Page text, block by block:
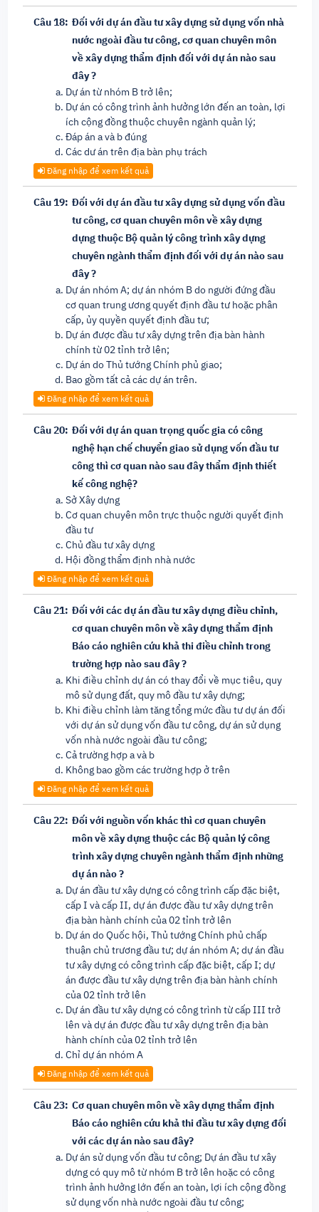
Câu 18: Đối với dự án đầu tư xây dựng sử dụng vốn nhà
nước ngoài đầu tư công, cơ quan chuyên môn
về xây dựng thẩm định đối với dự án nào sau
đây ?
Dự án từ nhóm B trở lên;
Dự án có công trình ảnh hưởng lớn đến an toàn, lợi
ích cộng đồng thuộc chuyên ngành quản lý;
Đáp án a và b đúng
Các dư án trên địa bàn phụ trách
Đăng nhập để xem kết quả
Câu 19: Đối với dự án đầu tư xây dựng sử dụng vốn đầu
tư công, cơ quan chuyên môn về xây dựng
dựng thuộc Bộ quản lý công trình xây dựng
chuyên ngành thẩm định đối với dự án nào sau
đây ?
Dự án nhóm A; dự án nhóm B do người đứng đầu
cơ quan trung ương quyết định đầu tư hoặc phân
cấp, ủy quyền quyết định đầu tư;
Dự án được đầu tư xây dựng trên địa bàn hành
chính từ 02 tỉnh trở lên;
Dự án do Thủ tướng Chính phủ giao;
Bao gồm tất cả các dự án trên.
Đăng nhập để xem kết quả
Câu 20: Đối với dự án quan trọng quốc gia có công
nghệ hạn chế chuyển giao sử dụng vốn đầu tư
công thì cơ quan nào sau đây thẩm định thiết
kế công nghệ?
Sở Xây dựng
Cơ quan chuyên môn trực thuộc người quyết định
đầu tư
Chủ đầu tư xây dựng
Hội đồng thẩm định nhà nước
Đăng nhập để xem kết quả
Câu 21: Đối với các dự án đầu tư xây dựng điều chỉnh,
cơ quan chuyên môn về xây dựng thẩm định
Báo cáo nghiên cứu khả thi điều chỉnh trong
trường hợp nào sau đây ?
Khi điều chỉnh dự án có thay đổi về mục tiêu, quy
mô sử dụng đất, quy mô đầu tư xây dựng;
Khi điều chỉnh làm tăng tổng mức đầu tư dự án đối
với dự án sử dụng vốn đầu tư công, dự án sử dụng
vốn nhà nước ngoài đầu tư công;
Cả trường hợp a và b
Không bao gồm các trường hợp ở trên
Đăng nhập để xem kết quả
Câu 22: Đối với nguồn vốn khác thì cơ quan chuyên
môn về xây dựng thuộc các Bộ quản lý công
trình xây dựng chuyên ngành thẩm định những
dự án nào ?
Dự án đầu tư xây dựng có công trình cấp đặc biệt,
cấp I và cấp II, dự án được đầu tư xây dựng trên
địa bàn hành chính của 02 tỉnh trở lên
Dự án do Quốc hội, Thủ tướng Chính phủ chấp
thuận chủ trương đầu tư; dự án nhóm A; dự án đầu
tư xây dựng có công trình cấp đặc biệt, cấp I; dự
án được đầu tư xây dựng trên địa bàn hành chính
của 02 tỉnh trở lên
Dự án đầu tư xây dựng có công trình từ cấp III trở
lên và dự án được đầu tư xây dựng trên địa bàn
hành chính của 02 tỉnh trở lên
Chỉ dự án nhóm A
Đăng nhập để xem kết quả
Câu 23: Cơ quan chuyên môn về xây dựng thẩm định
Báo cáo nghiên cứu khả thi đầu tư xây dựng đối
với các dự án nào sau đây?
Dự án sử dụng vốn đầu tư công; Dự án đầu tư xây
dựng có quy mô từ nhóm B trở lên hoặc có công
trình ảnh hưởng lớn đến an toàn, lợi ích cộng đồng
sử dụng vốn nhà nước ngoài đầu tư công;